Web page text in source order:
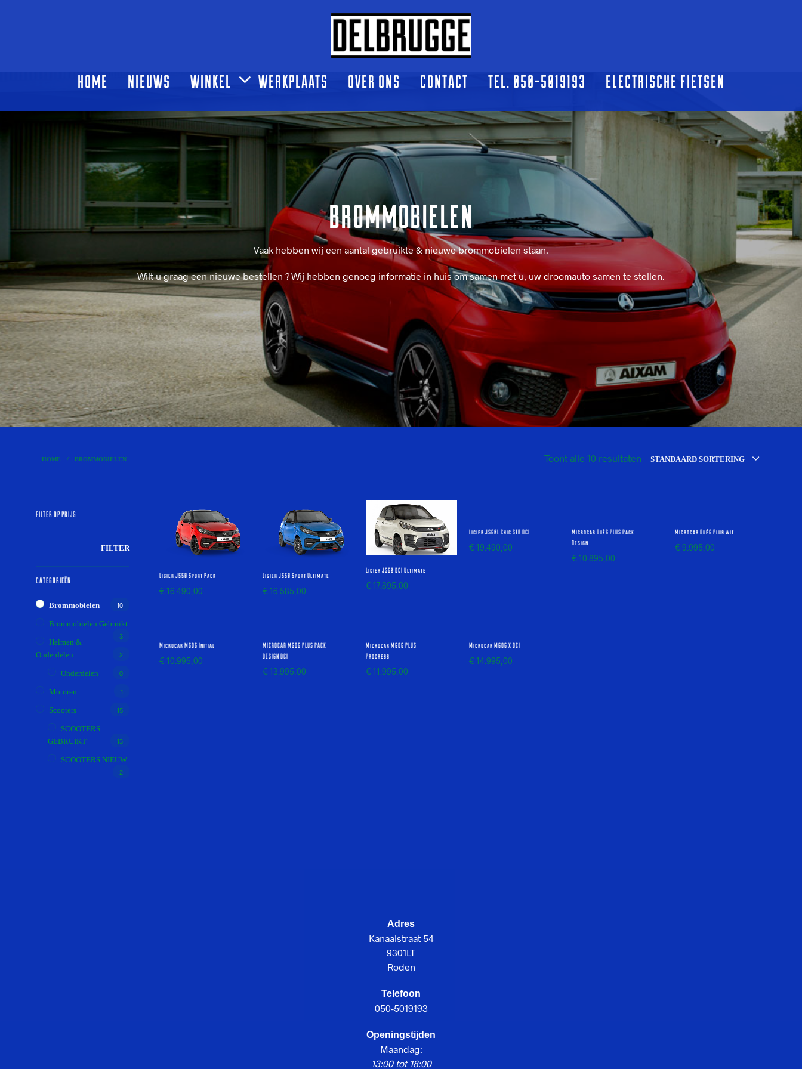
HOME NIEUWS WINKEL WERKPLAATS OVER ONS CONTACT TEL. 050-5019193 ELECTRISCHE FIETSEN
BROMMOBIELEN
Vaak hebben wij een aantal gebruikte & nieuwe brommobielen staan.
Wilt u graag een nieuwe bestellen ? Wij hebben genoeg informatie in huis om samen met u, uw droomauto samen te stellen.
HOME / BROMMOBIELEN STANDAARD SORTERING
Toont alle 10 resultaten
FILTER OP PRIJS
FILTER
CATEGORIEËN
Brommobielen 10
Brommobielen Gebruikt
3
Helmen &
Onderdelen
2
Onderdelen 0
Motoren 1
Scooters 15
SCOOTERS
GEBRUIKT
13
SCOOTERS NIEUW
2
Ligier JS50 Sport Pack
€ 16.490,00
Ligier JS50 Sport Ultimate
€ 16.585,00
Ligier JS60 DCI Ultimate
€ 17.895,00
Ligier JS60L Chic STB DCI
€ 19.490,00
Microcar Dué6 PLUS Pack
Design
€ 10.895,00
Microcar Dué6 Plus wit
€ 9.995,00
Microcar MGO6 Initial
€ 10.995,00
MICROCAR MGO6 PLUS PACK
DESIGN DCI
€ 13.995,00
Microcar MGO6 PLUS
Progress
€ 11.995,00
Microcar MGO6 X DCI
€ 14.995,00
Adres
Kanaalstraat 54
9301LT
Roden
Telefoon
050-5019193
Openingstijden
Maandag:
13:00 tot 18:00